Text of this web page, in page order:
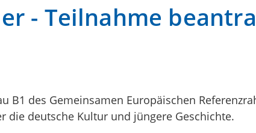
- Teilnahme
B1 des Gemeinsamen Europäischen
die deutsche Kultur und jüngere Geschichte.